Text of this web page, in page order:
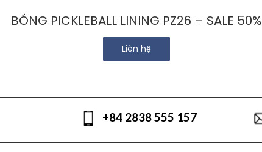
BÓNG PICKLEBALL LINING PZ26 – SALE 50%
Liên hệ
+84 2838 555 157